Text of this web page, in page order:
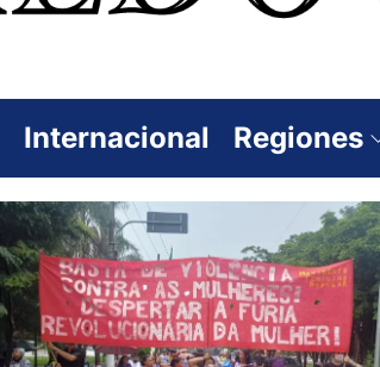
Internacional Regiones